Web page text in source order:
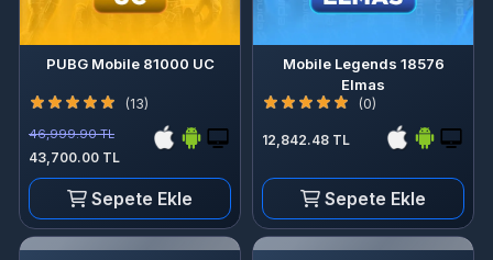
PUBG Mobile 81000 UC
(13)
46,999.90 TL
43,700.00 TL
Sepete Ekle
Mobile Legends 18576
Elmas
(0)
12,842.48 TL
Sepete Ekle